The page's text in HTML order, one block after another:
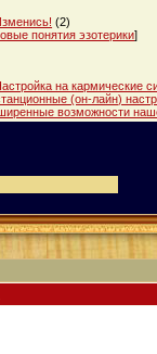
(2)
понятия эзотерики]
на кармические
(он-лайн)
возможности